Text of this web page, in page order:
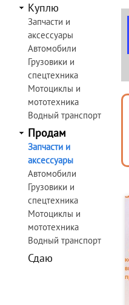
Куплю
Запчасти и
аксессуары
Автомобили
Грузовики и
спецтехника
Мотоциклы и
мототехника
Водный транспорт
Продам
Запчасти и
аксессуары
Автомобили
Грузовики и
спецтехника
Мотоциклы и
мототехника
Водный транспорт
Сдаю